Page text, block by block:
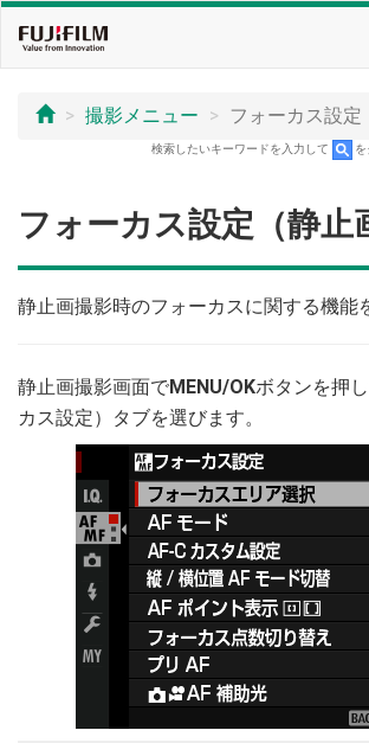
撮影メニュー フォーカス設定
検索したいキーワードを入力して を
フォーカス設定（静止
静止画撮影時のフォーカスに関する機能
静止画撮影画面でMENU/OKボタンを押し
カス設定）タブを選びます。